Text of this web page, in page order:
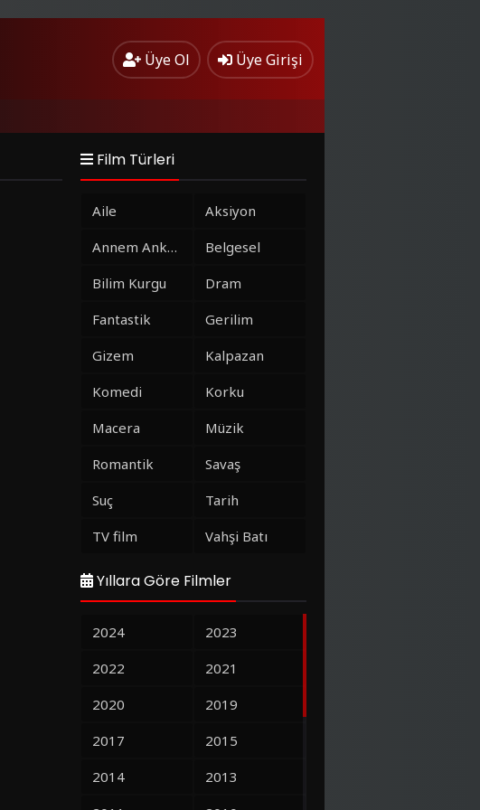
Üye Ol Üye Girişi
Film Türleri
Aile
Aksiyon
Annem Ankara
Belgesel
Bilim Kurgu
Dram
Fantastik
Gerilim
Gizem
Kalpazan
Komedi
Korku
Macera
Müzik
Romantik
Savaş
Suç
Tarih
TV film
Vahşi Batı
Yıllara Göre Filmler
2024
2023
2022
2021
2020
2019
2017
2015
2014
2013